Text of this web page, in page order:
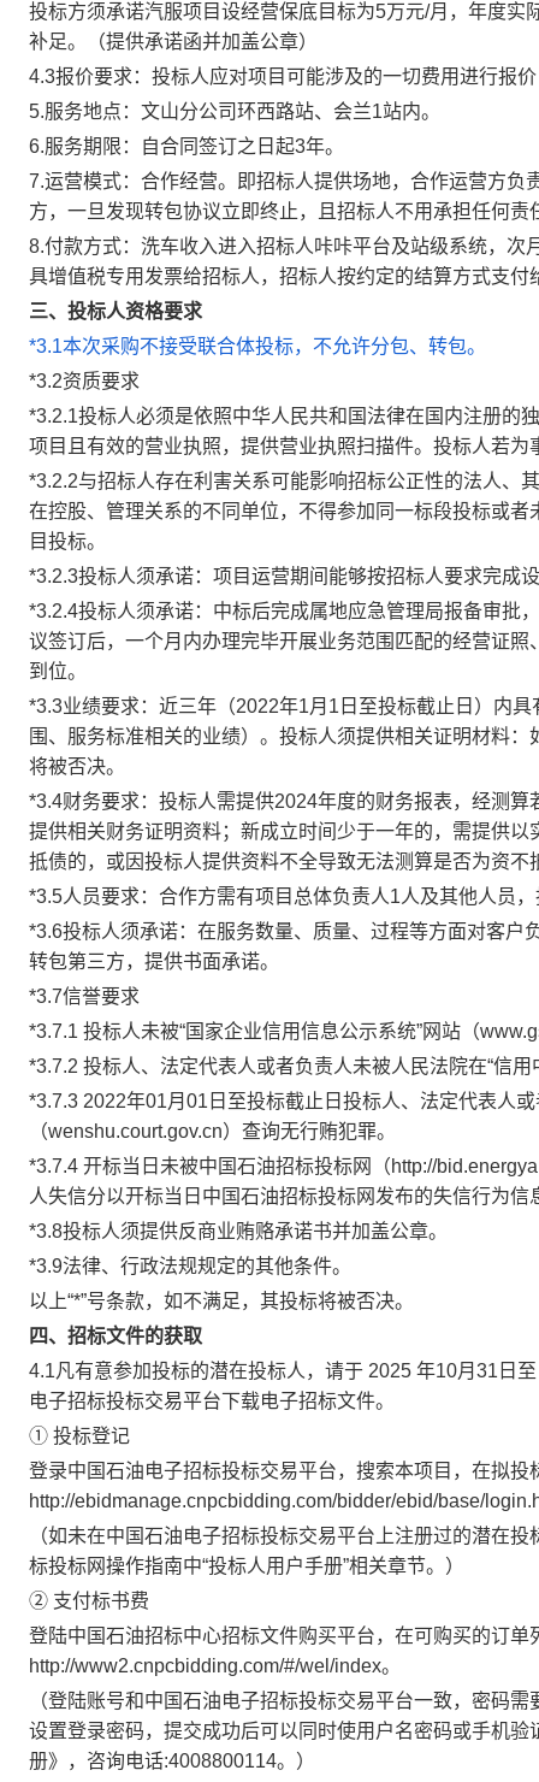
投标方须承诺汽服项目设经营保底目标为5万元/月，年度
补足。（提供承诺函并加盖公章）
4.3报价要求：投标人应对项目可能涉及的一切费用进行报
5.服务地点：文山分公司环西路站、会兰1站内。
6.服务期限：自合同签订之日起3年。
7.运营模式：合作经营。即招标人提供场地，合作运营方
方，一旦发现转包协议立即终止，且招标人不用承担任何责
8.付款方式：洗车收入进入招标人咔咔平台及站级系统，
具增值税专用发票给招标人，招标人按约定的结算方式支付
三、投标人资格要求
*3.1本次采购不接受联合体投标，不允许分包、转包。
*3.2资质要求
*3.2.1投标人必须是依照中华人民共和国法律在国内注册的
项目且有效的营业执照，提供营业执照扫描件。投标人若
*3.2.2与招标人存在利害关系可能影响招标公正性的法人、
在控股、管理关系的不同单位，不得参加同一标段投标或
目投标。
*3.2.3投标人须承诺：项目运营期间能够按招标人要求完成
*3.2.4投标人须承诺：中标后完成属地应急管理局报备审批
议签订后，一个月内办理完毕开展业务范围匹配的经营证
到位。
*3.3业绩要求：近三年（2022年1月1日至投标截止日）内
围、服务标准相关的业绩）。投标人须提供相关证明材料
将被否决。
*3.4财务要求：投标人需提供2024年度的财务报表，经测
提供相关财务证明资料；新成立时间少于一年的，需提供
抵债的，或因投标人提供资料不全导致无法测算是否为资不
*3.5人员要求：合作方需有项目总体负责人1人及其他人员
*3.6投标人须承诺：在服务数量、质量、过程等方面对客
转包第三方，提供书面承诺。
*3.7信誉要求
*3.7.1 投标人未被“国家企业信用信息公示系统”网站（
*3.7.2 投标人、法定代表人或者负责人未被人民法院在“信
*3.7.3 2022年01月01日至投标截止日投标人、法定代表人
（wenshu.court.gov.cn）查询无行贿犯罪。
*3.7.4 开标当日未被中国石油招标投标网（http://
人失信分以开标当日中国石油招标投标网发布的失信行为信
*3.8投标人须提供反商业贿赂承诺书并加盖公章。
*3.9法律、行政法规规定的其他条件。
以上“*”号条款，如不满足，其投标将被否决。
四、招标文件的获取
4.1凡有意参加投标的潜在投标人，请于 2025 年10月31日
电子招标投标交易平台下载电子招标文件。
① 投标登记
登录中国石油电子招标投标交易平台，搜索本项目，在拟投
http://ebidmanage.cnpcbidding.com/bidder/ebid/base/
（如未在中国石油电子招标投标交易平台上注册过的潜在
标投标网操作指南中“投标人用户手册”相关章节。）
② 支付标书费
登陆中国石油招标中心招标文件购买平台，在可购买的订单
http://www2.cnpcbidding.com/#/wel/index。
（登陆账号和中国石油电子招标投标交易平台一致，密码
设置登录密码，提交成功后可以同时使用户名密码或手机
册》，咨询电话:4008800114。）